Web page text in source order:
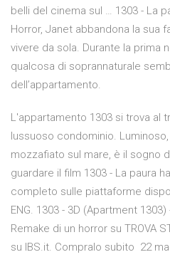
belli del cinema sul … 1303 - La
Horror, Janet abbandona la sua
vivere da sola. Durante la prima
qualcosa di soprannaturale
dell’appartamento.
L'appartamento 1303 si trova al
lussuoso condominio.
mozzafiato sul mare, è il sogno
guardare il film 1303 - La paura
completo sulle piattaforme
ENG. 1303 - 3D (Apartment
Remake di un horror su TROVA
su IBS.it. Compralo subito 22